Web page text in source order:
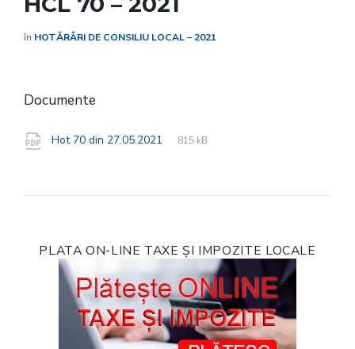
în HOTĂRÂRI DE CONSILIU LOCAL – 2021
Documente
Hot 70 din 27.05.2021
File
pdf
File
815 kB
PLATA ON-LINE TAXE ȘI IMPOZITE LOCALE